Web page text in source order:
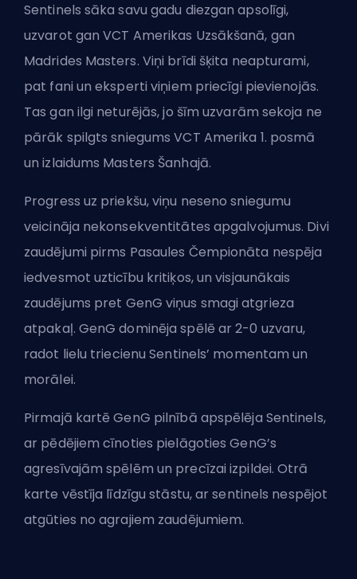
Sentinels sāka savu gadu diezgan apsolīgi,
uzvarot gan VCT Amerikas Uzsākšanā, gan
Madrides Masters. Viņi brīdi šķita neapturami,
pat fani un eksperti viņiem priecīgi pievienojās.
Tas gan ilgi neturējās, jo šīm uzvarām sekoja ne
pārāk spilgts sniegums VCT Amerika 1. posmā
un izlaidums Masters Šanhajā.
Progress uz priekšu, viņu neseno sniegumu
veicināja nekonsekventitātes apgalvojumus. Divi
zaudējumi pirms Pasaules Čempionāta nespēja
iedvesmot uzticību kritiķos, un visjaunākais
zaudējums pret GenG viņus smagi atgrieza
atpakaļ. GenG dominēja spēlē ar 2-0 uzvaru,
radot lielu triecienu Sentinels’ momentam un
morālei.
Pirmajā kartē GenG pilnībā apspēlēja Sentinels,
ar pēdējiem cīnoties pielāgoties GenG’s
agresīvajām spēlēm un precīzai izpildei. Otrā
karte vēstīja līdzīgu stāstu, ar sentinels nespējot
atgūties no agrajiem zaudējumiem.